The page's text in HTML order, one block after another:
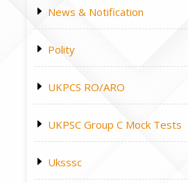
News & Notification
Polity
UKPCS RO/ARO
UKPSC Group C Mock Tests
Uksssc